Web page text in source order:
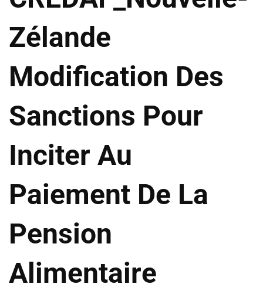
Zélande
Modification Des
Sanctions Pour
Inciter Au
Paiement De La
Pension
Alimentaire